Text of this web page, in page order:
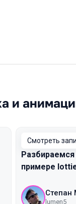
и
Смотреть
Разбираемся
примере
lumen5